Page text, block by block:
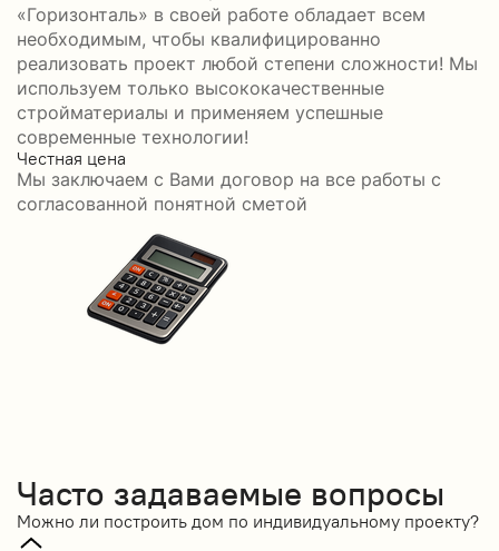
«Горизонталь» в своей работе обладает всем
необходимым, чтобы квалифицированно
реализовать проект любой степени сложности! Мы
используем только высококачественные
стройматериалы и применяем успешные
современные технологии!
Честная цена
Мы заключаем с Вами договор на все работы с
согласованной понятной сметой
Часто задаваемые вопросы
Можно ли построить дом по индивидуальному проекту?